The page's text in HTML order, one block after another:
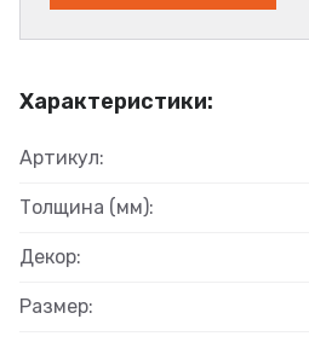
Характеристики:
Артикул:
Толщина (мм):
Декор:
Размер: